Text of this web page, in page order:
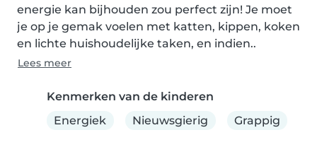
energie kan bijhouden zou perfect zijn! Je moet
je op je gemak voelen met katten, kippen, koken
en lichte huishoudelijke taken, en indien..
Lees meer
Kenmerken van de kinderen
Energiek
Nieuwsgierig Grappig